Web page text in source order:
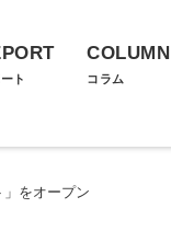
ト
COLUMN
コラム
をオープン